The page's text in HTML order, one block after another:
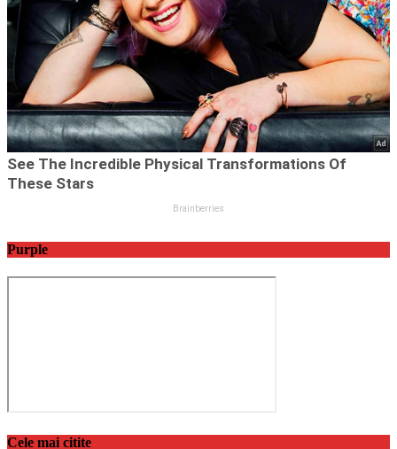
Purple
Cele mai citite